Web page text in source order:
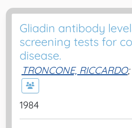
Gliadin antibody
screening tests for
disease.
TRONCONE, RICCARDO;
1984